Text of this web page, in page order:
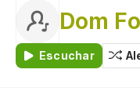
Dom
Escuchar